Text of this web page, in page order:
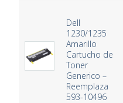
Dell
1230/1235
Amarillo
Cartucho de
Toner
Generico –
Reemplaza
593-10496